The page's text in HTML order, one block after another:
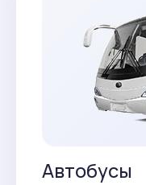
Автобусы